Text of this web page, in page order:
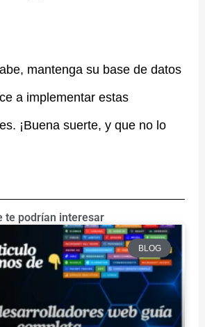
mantenga su base de datos
a implementar estas
¡Buena suerte, y que no lo
te podrían interesar
BLOG